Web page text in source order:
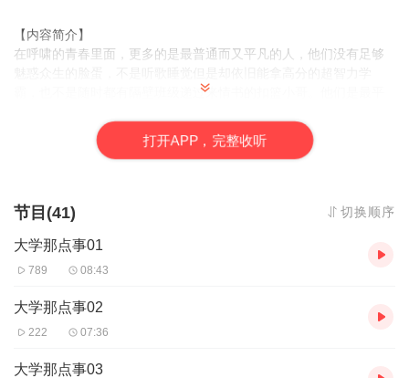
【内容简介】
在呼啸的青春里面，更多的是最普通而又平凡的人，他们没有足够
霸，也不是随时都有隔壁班级递过来情书的扣篮小哥。他们是最平
但是当命运猝不及防为你开了一个玩笑的时候，当你在温情的陪伴
里，对似乎不该动心的人动了真情时，面对双方闪躲，在这样的苦
没有修完的选修课，要是因为我们性格不合，我就不会打听你什么
时候回学校，然后再买一张提前三天回学校的票了。”“抱歉，我接受
不了这样的”
波澜不惊的生活开始怎样？可喜欢真的是喜欢。
主播：欣然飞雨，喜马拉雅主播。
打开APP，完整收听
节目(41) 切换顺序
大学那点事01
789 08:43
大学那点事02
222 07:36
大学那点事03